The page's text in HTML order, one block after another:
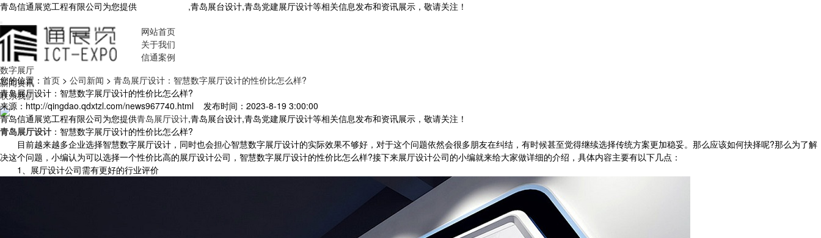
青岛信通展览工程有限公司为您提供 ,青岛展台设计,青岛党建展厅设计等相关信息发布和资讯展示，敬请关注！
网站首页
关于我们
信通案例
数字展厅
新闻资讯
联系我们
您的位置： 首页 > 公司新闻 > 青岛展厅设计：智慧数字展厅设计的性价比怎么样?
青岛展厅设计：智慧数字展厅设计的性价比怎么样?
来源：http://qingdao.qdxtzl.com/news967740.html 发布时间：2023-8-19 3:00:00
青岛信通展览工程有限公司为您提供青岛展厅设计,青岛展台设计,青岛党建展厅设计等相关信息发布和资讯展示，敬请关注！
青岛展厅设计 ：智慧数字展厅设计的性价比怎么样?
目前越来越多企业选择智慧数字展厅设计，同时也会担心智慧数字展厅设计的实际效果不够好，对于这个问题依然会很多朋友在纠结，有时候甚至觉得继续选择传统方案更加稳妥。那么应该如何抉择呢?那么为了解
决这个问题，小编认为可以选择一个性价比高的展厅设计公司，智慧数字展厅设计的性价比怎么样?接下来展厅设计公司的小编就来给大家做详细的介绍，具体内容主要有以下几点：
1、展厅设计公司需有更好的行业评价